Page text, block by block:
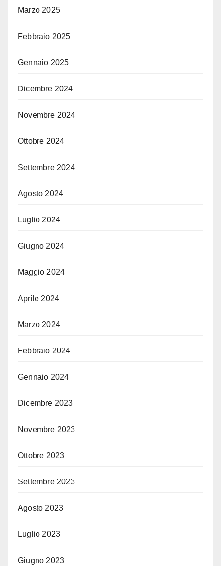
Marzo 2025
Febbraio 2025
Gennaio 2025
Dicembre 2024
Novembre 2024
Ottobre 2024
Settembre 2024
Agosto 2024
Luglio 2024
Giugno 2024
Maggio 2024
Aprile 2024
Marzo 2024
Febbraio 2024
Gennaio 2024
Dicembre 2023
Novembre 2023
Ottobre 2023
Settembre 2023
Agosto 2023
Luglio 2023
Giugno 2023